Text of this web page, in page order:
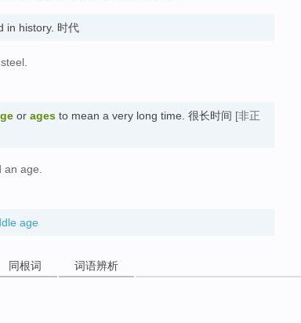
in history. 时代
or ages to mean a very long time. 很长时间 [非正
age.
age
同根词 词语辨析